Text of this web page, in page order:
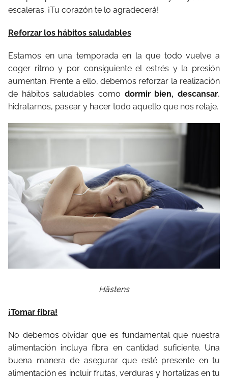
escaleras. ¡Tu corazón te lo agradecerá!
Reforzar los hábitos saludables
Estamos en una temporada en la que todo vuelve a
coger ritmo y por consiguiente el estrés y la presión
aumentan. Frente a ello, debemos reforzar la realización
de hábitos saludables como dormir bien, descansar,
hidratarnos, pasear y hacer todo aquello que nos relaje.
Hästens
¡Tomar fibra!
No debemos olvidar que es fundamental que nuestra
alimentación incluya fibra en cantidad suficiente. Una
buena manera de asegurar que esté presente en tu
alimentación es incluir frutas, verduras y hortalizas en tu